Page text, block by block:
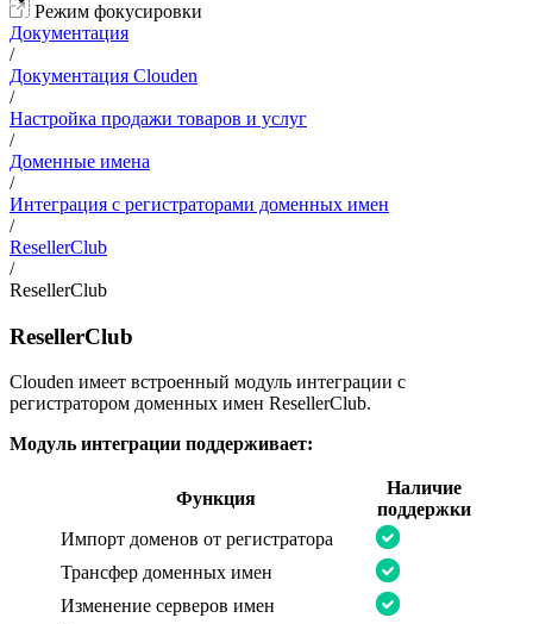
Режим фокусировки
Документация
/
Документация Clouden
/
Настройка продажи товаров и услуг
/
Доменные имена
/
Интеграция с регистраторами доменных имен
/
ResellerClub
/
ResellerClub
ResellerClub
Clouden имеет встроенный модуль интеграции с
регистратором доменных имен ResellerClub.
Модуль интеграции поддерживает:
Функция
Наличие
поддержки
Импорт доменов от регистратора
Трансфер доменных имен
Изменение серверов имен